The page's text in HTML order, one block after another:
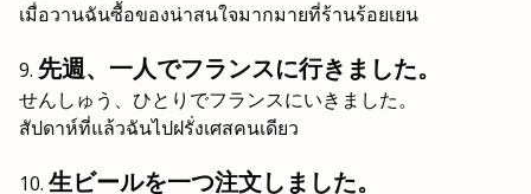
เมื่อวานฉันซื้อของน่าสนใจมากมายที่ร้านร้อยเยน
先週、一人でフランスに行きました。
せんしゅう、ひとりでフランスにいきました。
สัปดาห์ที่แล้วฉันไปฝรั่งเศสคนเดียว
生ビールを一つ注文しました。